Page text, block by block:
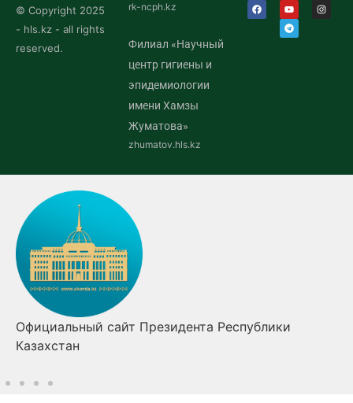
© Copyright 2025
- hls.kz - all rights
reserved.
rk-ncph.kz
Филиал «Научный
центр гигиены и
эпидемиологии
имени Хамзы
Жуматова»
zhumatov.hls.kz
сайт Президента Республики